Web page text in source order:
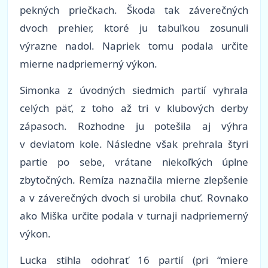
pekných priečkach. Škoda tak záverečných
dvoch prehier, ktoré ju tabuľkou zosunuli
výrazne nadol. Napriek tomu podala určite
mierne nadpriemerný výkon.
Simonka z úvodných siedmich partií vyhrala
celých päť, z toho až tri v klubových derby
zápasoch. Rozhodne ju potešila aj výhra
v deviatom kole. Následne však prehrala štyri
partie po sebe, vrátane niekoľkých úplne
zbytočných. Remíza naznačila mierne zlepšenie
a v záverečných dvoch si urobila chuť. Rovnako
ako Miška určite podala v turnaji nadpriemerný
výkon.
Lucka stihla odohrať 16 partií (pri “miere